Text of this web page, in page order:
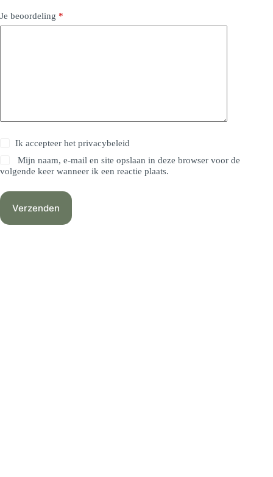
Je beoordeling *
Ik accepteer hetprivacybeleid
Mijn naam, e-mail en site opslaan in deze browser voor de
volgende keer wanneer ik een reactie plaats.
Verzenden